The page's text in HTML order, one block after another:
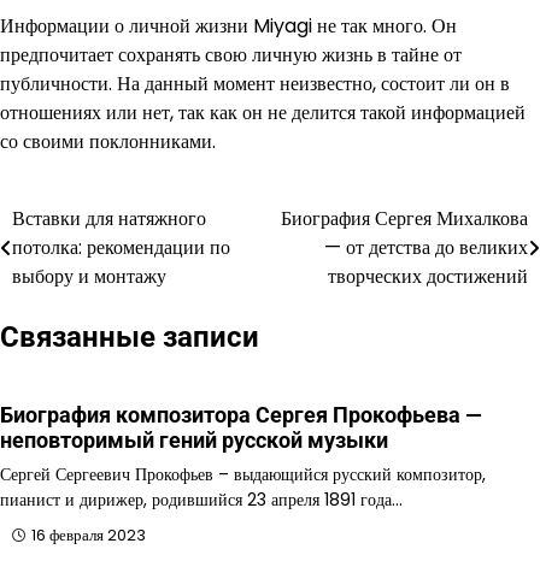
Информации о личной жизни Miyagi не так много. Он
предпочитает сохранять свою личную жизнь в тайне от
публичности. На данный момент неизвестно, состоит ли он в
отношениях или нет, так как он не делится такой информацией
со своими поклонниками.
Навигация
по
Вставки для натяжного
потолка: рекомендации по
выбору и монтажу
Биография Сергея Михалкова
— от детства до великих
творческих достижений
Связанные записи
Биография композитора Сергея Прокофьева —
неповторимый гений русской музыки
Сергей Сергеевич Прокофьев – выдающийся русский композитор,
пианист и дирижер, родившийся 23 апреля 1891 года…
16 февраля 2023